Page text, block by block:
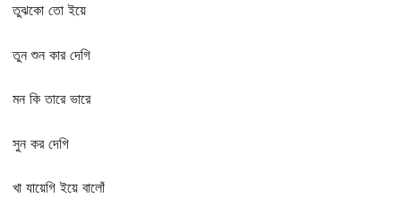
তুঝকো তো ইয়ে
তুন শুন কার দেগি
মন কি তারে ভারে
সুন কর দেগি
খা যায়েগি ইয়ে বালোঁ